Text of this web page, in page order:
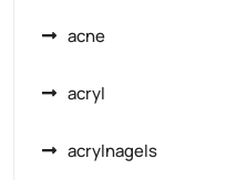
acne
acryl
acrylnagels